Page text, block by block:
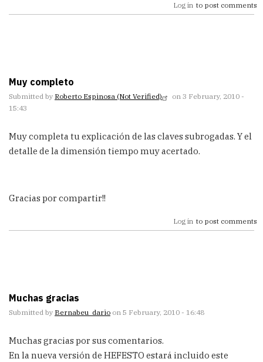
Log in to post comments
Muy completo
Submitted by Roberto Espinosa (not Verified)
on 3 February, 2010 -
15:43
Muy completa tu explicación de las claves subrogadas. Y el
detalle de la dimensión tiempo muy acertado.
Gracias por compartir!!
Log in to post comments
Muchas gracias
Submitted by Bernabeu_dario on 5 February, 2010 - 16:48
Muchas gracias por sus comentarios.
En la nueva versión de HEFESTO estará incluido este